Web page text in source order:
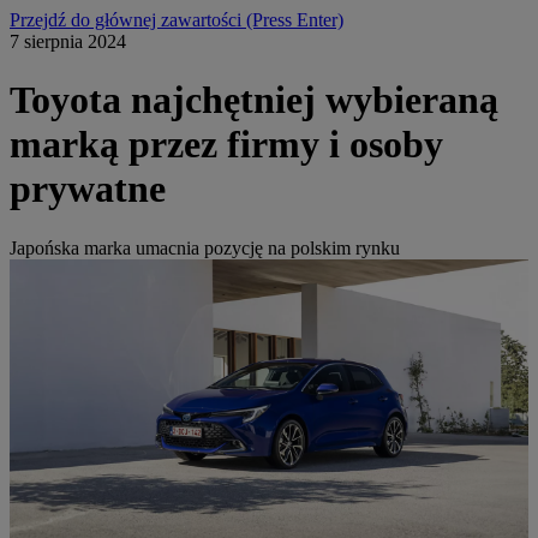
Przejdź do głównej zawartości (Press Enter)
7 sierpnia 2024
Toyota najchętniej wybieraną
marką przez firmy i osoby
prywatne
Japońska marka umacnia pozycję na polskim rynku